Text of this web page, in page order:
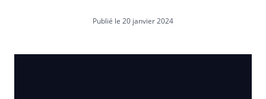
Publié le 20 janvier 2024